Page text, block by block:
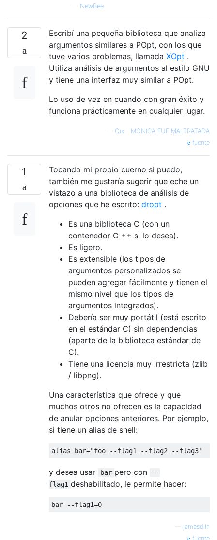
— NewBee
2
Escribí una pequeña biblioteca que analiza
argumentos similares a POpt, con los que
tuve varios problemas, llamada XOpt .
Utiliza análisis de argumentos al estilo GNU
y tiene una interfaz muy similar a POpt.
Lo uso de vez en cuando con gran éxito y
funciona prácticamente en cualquier lugar.
— Qix - MONICA FUE MALTRATADA
fuente
1
Tocando mi propio cuerno si puedo,
también me gustaría sugerir que eche un
vistazo a una biblioteca de análisis de
opciones que he escrito: dropt .
Es una biblioteca C (con un
contenedor C ++ si lo desea).
Es ligero.
Es extensible (los tipos de
argumentos personalizados se
pueden agregar fácilmente y tienen el
mismo nivel que los tipos de
argumentos integrados).
Debería ser muy portátil (está escrito
en el estándar C) sin dependencias
(aparte de la biblioteca estándar de
C).
Tiene una licencia muy irrestricta (zlib
/ libpng).
Una característica que ofrece y que
muchos otros no ofrecen es la capacidad
de anular opciones anteriores. Por ejemplo,
si tiene un alias de shell:
alias bar="foo --flag1 --flag2 --flag3"
y desea usar bar pero con
--
flag1 deshabilitado, le permite hacer:
bar --flag1=0
jamesdlin
fuente